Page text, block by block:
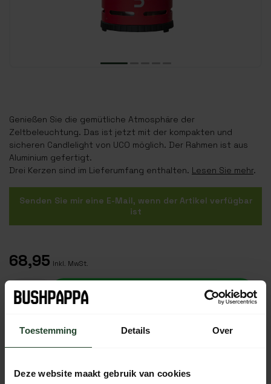
Toestemming Details Over
Deze website maakt gebruik van cookies
Genießen Sie die gemütliche Atmosphäre der
Zeltbeleuchtung. Das ist jetzt mit der kompakten und
sicheren Candlelight von UCO möglich. Der Rahmen ist aus
Aluminium gefertigt.
Drei Kerzen sind im Lieferumfang enthalten. Lesen Sie mehr.
Senden Sie mir eine E-Mail, wenn der Artikel verfügbar
ist
68,95 Inkl. MwSt.
14 Tage Bedenkzeit mit no-nonsense Rückgaberecht